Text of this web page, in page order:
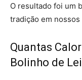
O resultado foi um
tradição em
Quantas
Bolinho de